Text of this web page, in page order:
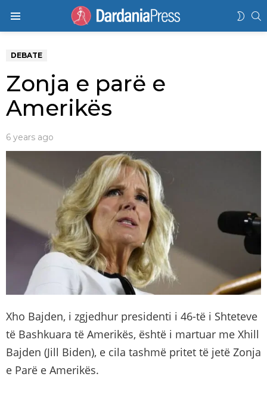
DEBATE
Zonja e parë e
Amerikës
6 years ago
Xho Bajden, i zgjedhur presidenti i 46-të i Shteteve
të Bashkuara të Amerikës, është i martuar me Xhill
Bajden (Jill Biden), e cila tashmë pritet të jetë Zonja
e Parë e Amerikës.